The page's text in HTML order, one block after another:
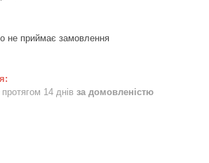
не приймає замовлення
14 днів за домовленістю